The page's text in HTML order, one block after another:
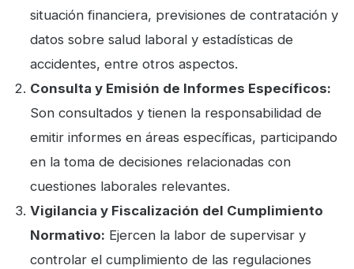
situación financiera, previsiones de contratación y
datos sobre salud laboral y estadísticas de
accidentes, entre otros aspectos.
Consulta y Emisión de Informes Específicos:
Son consultados y tienen la responsabilidad de
emitir informes en áreas específicas, participando
en la toma de decisiones relacionadas con
cuestiones laborales relevantes.
Vigilancia y Fiscalización del Cumplimiento
Normativo: Ejercen la labor de supervisar y
controlar el cumplimiento de las regulaciones